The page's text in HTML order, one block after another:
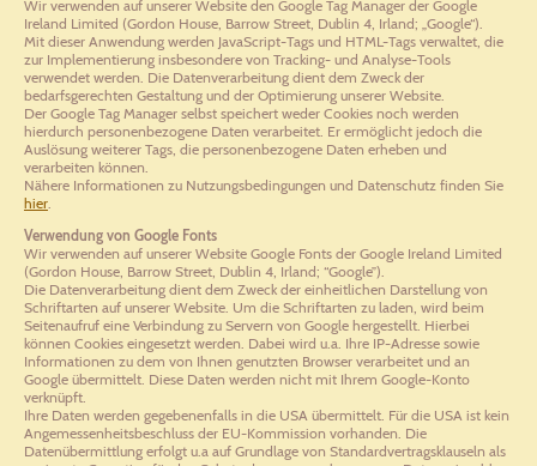
Wir verwenden auf unserer Website den Google Tag Manager der Google
Ireland Limited (Gordon House, Barrow Street, Dublin 4, Irland; „Google“).
Mit dieser Anwendung werden JavaScript-Tags und HTML-Tags verwaltet, die
zur Implementierung insbesondere von Tracking- und Analyse-Tools
verwendet werden. Die Datenverarbeitung dient dem Zweck der
bedarfsgerechten Gestaltung und der Optimierung unserer Website.
Der Google Tag Manager selbst speichert weder Cookies noch werden
hierdurch personenbezogene Daten verarbeitet. Er ermöglicht jedoch die
Auslösung weiterer Tags, die personenbezogene Daten erheben und
verarbeiten können.
Nähere Informationen zu Nutzungsbedingungen und Datenschutz finden Sie
hier
Verwendung von Google Fonts
Wir verwenden auf unserer Website Google Fonts der Google Ireland Limited
(Gordon House, Barrow Street, Dublin 4, Irland; “Google”).
Die Datenverarbeitung dient dem Zweck der einheitlichen Darstellung von
Schriftarten auf unserer Website. Um die Schriftarten zu laden, wird beim
Seitenaufruf eine Verbindung zu Servern von Google hergestellt. Hierbei
können Cookies eingesetzt werden. Dabei wird u.a. Ihre IP-Adresse sowie
Informationen zu dem von Ihnen genutzten Browser verarbeitet und an
Google übermittelt. Diese Daten werden nicht mit Ihrem Google-Konto
verknüpft.
Ihre Daten werden gegebenenfalls in die USA übermittelt. Für die USA ist kein
Angemessenheitsbeschluss der EU-Kommission vorhanden. Die
Datenübermittlung erfolgt u.a auf Grundlage von Standardvertragsklauseln als